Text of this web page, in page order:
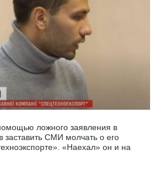
ложного заявления в
заставить СМИ молчать о его
«Наехал» он и на